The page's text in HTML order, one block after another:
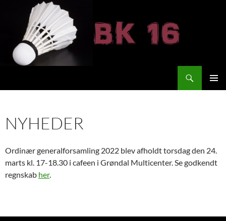
indhold
NYHEDER
Ordinær generalforsamling 2022 blev afholdt torsdag den 24.
marts kl. 17-18.30 i cafeen i Grøndal Multicenter. Se godkendt
regnskab her.